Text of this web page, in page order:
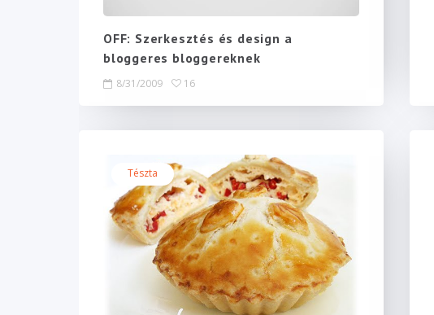
OFF: Szerkesztés és design a
bloggeres bloggereknek
8/31/2009 16
Tészta